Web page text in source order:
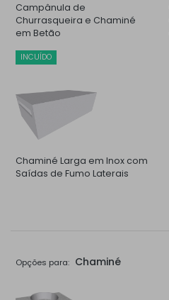
Campânula de
Churrasqueira e Chaminé
em Betão
INCUÍDO
Chaminé Larga em Inox com
Saídas de Fumo Laterais
Opções para: Chaminé